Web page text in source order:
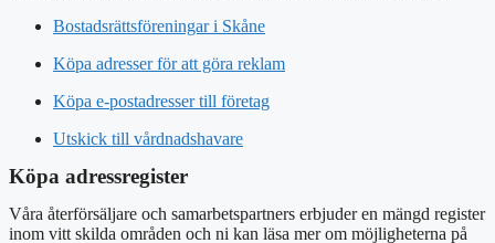
Bostadsrättsföreningar i Skåne
Köpa adresser för att göra reklam
Köpa e-postadresser till företag
Utskick till vårdnadshavare
Köpa adressregister
Våra återförsäljare och samarbetspartners erbjuder en mängd register
inom vitt skilda områden och ni kan läsa mer om möjligheterna på